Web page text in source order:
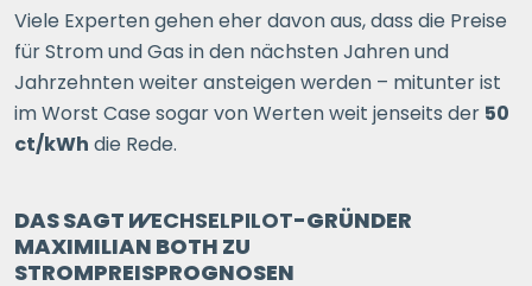
Viele Experten gehen eher davon aus, dass die Preise
für Strom und Gas in den nächsten Jahren und
Jahrzehnten weiter ansteigen werden – mitunter ist
im Worst Case sogar von Werten weit jenseits der 50
ct/kWh die Rede.
DAS SAGT WECHSELPILOT-GRÜNDER
MAXIMILIAN BOTH ZU
STROMPREISPROGNOSEN